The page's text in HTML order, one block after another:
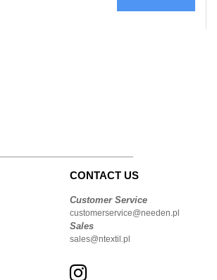
CONTACT US
Customer Service
customerservice@needen.pl
Sales
sales@ntextil.pl